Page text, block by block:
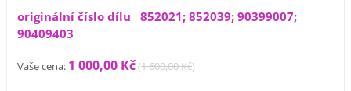
originální číslo dílu 852021; 852039; 90399007;
90409403
Vaše cena: 1 000,00 Kč(1 600,00 Kč)